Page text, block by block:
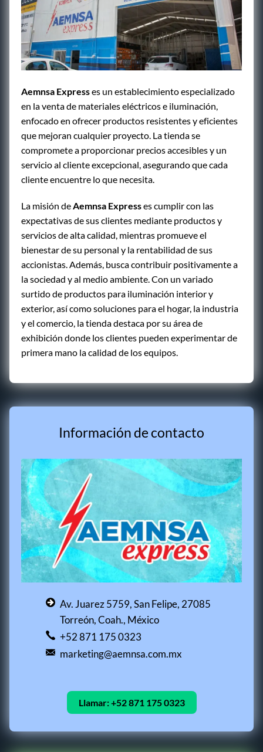
Aemnsa Expresses un establecimiento especializado
en la venta de materiales eléctricos e iluminación,
enfocado en ofrecer productos resistentes y eficientes
que mejoran cualquier proyecto. La tienda se
compromete a proporcionar precios accesibles y un
servicio al cliente excepcional, asegurando que cada
cliente encuentre lo que necesita.
La misión de Aemnsa Expresses cumplir con las
expectativas de sus clientes mediante productos y
servicios de alta calidad, mientras promueve el
bienestar de su personal y la rentabilidad de sus
accionistas. Además, busca contribuir positivamente a
la sociedad y al medio ambiente. Con un variado
surtido de productos para iluminación interior y
exterior, así como soluciones para el hogar, la industria
y el comercio, la tienda destaca por su área de
exhibición donde los clientes pueden experimentar de
primera mano la calidad de los equipos.
Información de contacto
Av. Juarez 5759, San Felipe, 27085
Torreón, Coah., México
+52 871 175 0323
marketing@aemnsa.com.mx
Llamar:+52 871 175 0323